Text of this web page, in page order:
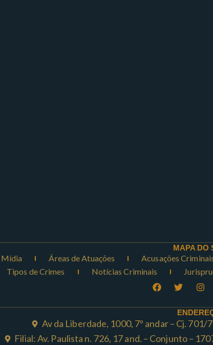
MAPA DO
Mídia Áreas de Atuações Acusações
Tipos de Crimes Notícias Criminais
Av da Liberdade, 1000, 7º andar – Cj. 701/
Filial: Av. Paulista n. 726, 17 and. – Conjunto –